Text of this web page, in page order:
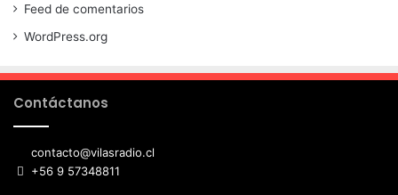
Feed de comentarios
WordPress.org
Contáctanos
contacto@vilasradio.cl
+56 9 57348811